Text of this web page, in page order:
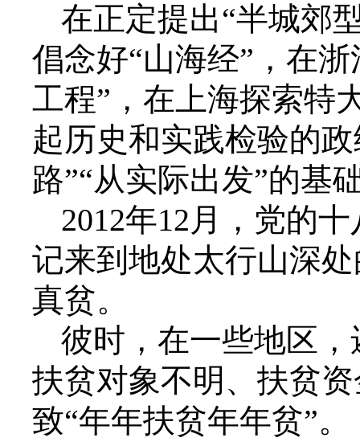
在正定提出“半城郊
倡念好“山海经”，在
工程”，在上海探索
起历史和实践检验的
路”“从实际出发”的基
2012年12月，党的
记来到地处太行山深
真贫。
彼时，在一些地区
扶贫对象不明、扶贫
致“年年扶贫年年贫”。